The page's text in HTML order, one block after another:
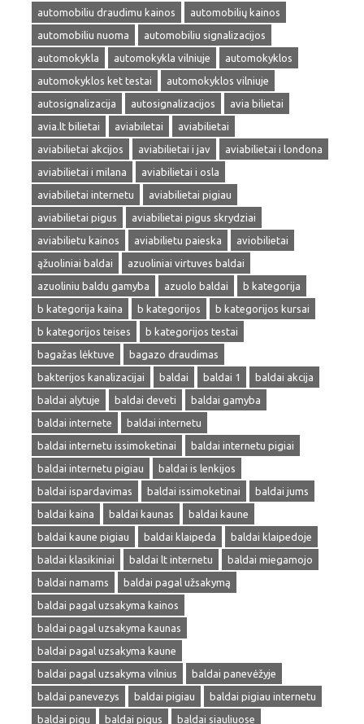
automobiliu draudimu kainos
automobilių kainos
automobiliu nuoma
automobiliu signalizacijos
automokykla
automokykla vilniuje
automokyklos
automokyklos ket testai
automokyklos vilniuje
autosignalizacija
autosignalizacijos
avia bilietai
avia.lt bilietai
aviabiletai
aviabilietai
aviabilietai akcijos
aviabilietai i jav
aviabilietai i londona
aviabilietai i milana
aviabilietai i osla
aviabilietai internetu
aviabilietai pigiau
aviabilietai pigus
aviabilietai pigus skrydziai
aviabilietu kainos
aviabilietu paieska
aviobilietai
ąžuoliniai baldai
azuoliniai virtuves baldai
azuoliniu baldu gamyba
azuolo baldai
b kategorija
b kategorija kaina
b kategorijos
b kategorijos kursai
b kategorijos teises
b kategorijos testai
bagažas lėktuve
bagazo draudimas
bakterijos kanalizacijai
baldai baldai 1
baldai akcija
baldai alytuje
baldai deveti
baldai gamyba
baldai internete
baldai internetu
baldai internetu issimoketinai
baldai internetu pigiai
baldai internetu pigiau
baldai is lenkijos
baldai ispardavimas
baldai issimoketinai
baldai jums
baldai kaina
baldai kaunas
baldai kaune
baldai kaune pigiau
baldai klaipeda
baldai klaipedoje
baldai klasikiniai
baldai lt internetu
baldai miegamojo
baldai namams
baldai pagal užsakymą
baldai pagal uzsakyma kainos
baldai pagal uzsakyma kaunas
baldai pagal uzsakyma kaune
baldai pagal uzsakyma vilnius
baldai panevėžyje
baldai panevezys
baldai pigiau
baldai pigiau internetu
baldai pigu
baldai pigus baldai siauliuose